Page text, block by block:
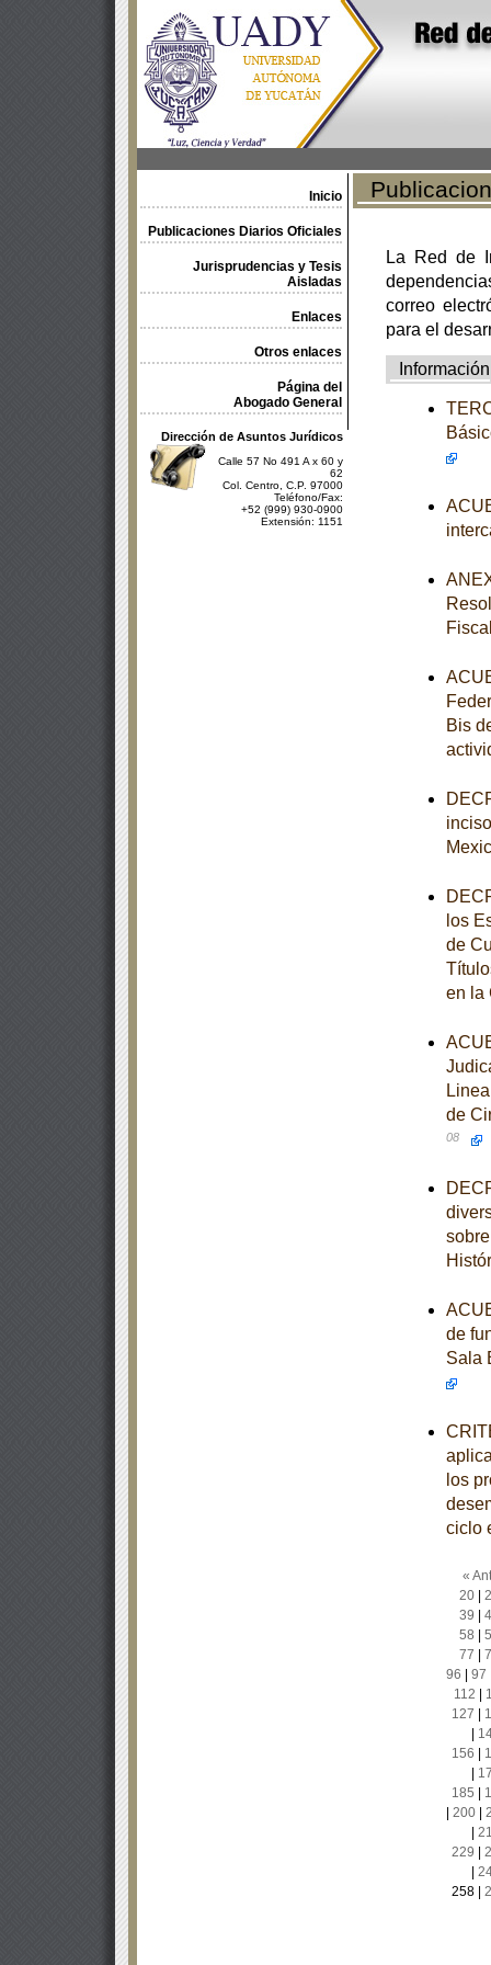
Inicio
Publicaciones Diarios Oficiales
Jurisprudencias y Tesis
Aisladas
Enlaces
Otros enlaces
Página del
Abogado General
Dirección de Asuntos Jurídicos
Calle 57 No 491 A x 60 y
62
Col. Centro, C.P. 97000
Teléfono/Fax:
+52 (999) 930-0900
Extensión: 1151
La Red de
correo
para el
Información
Bis
los
de
en la
de
08
de
Sala
los
ciclo
«
20|
39
58
77
96
97
112
127
156
185
200|
229
258|